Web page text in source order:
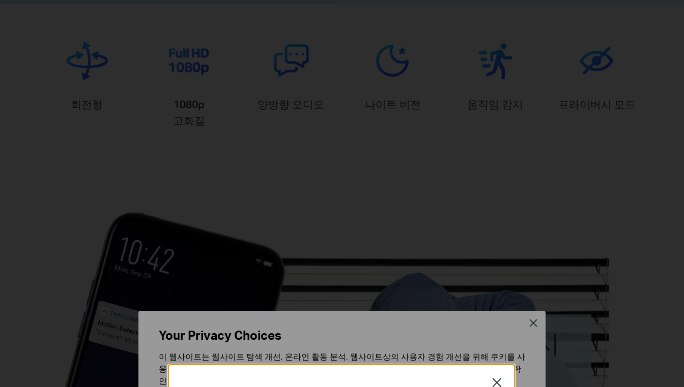
회전형
1080p
고화질
양방향 오디오 나이트 비전 움직임 감지 프라이버시 모드
움직임을 감지한 즉시
경고를
Close
Your Privacy Choices
이 웹사이트는 웹사이트 탐색 개선, 온라인 활동 분석, 웹사이트상의 사용자 경험 개선을 위해 쿠키를 사
용합니다. 귀하는 언제든지 쿠키 사용을 거부할 수 있습니다. 자세한 내용은개인정보 처리방침에서 확
인할 수 있습니다.
Close